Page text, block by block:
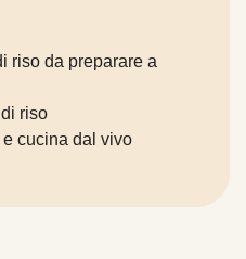
riso da preparare a
riso
cucina dal vivo